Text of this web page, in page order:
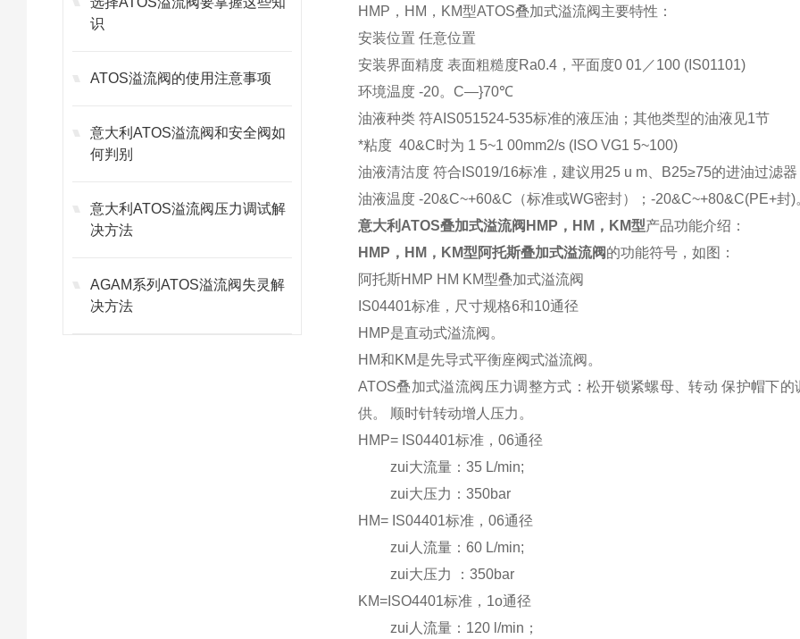
识
ATOS溢流阀的使用注意事项
意大利ATOS溢流阀和安全阀如
何判别
意大利ATOS溢流阀压力调试解
决方法
AGAM系列ATOS溢流阀失灵解
决方法
HMP，HM，KM型ATOS叠加式溢流阀主要特性：
安装位置 任意位置
安装界面精度 表面粗糙度Ra0.4，平面度0 01／100 (IS01101)
环境温度 -20。C—}70℃
油液种类 符AIS051524-535标准的液压油；其他类型的油液见1节
*粘度 40&C时为 1 5~1 00mm2/s (ISO VG1 5~100)
油液清沽度 符合IS019/16标准，建议用25 u m、B25≥75的进油过滤器
油液温度 -20&C~+60&C（标准或WG密封）；-20&C~+80&C(PE+封)
意大利ATOS叠加式溢流阀HMP，HM，KM型产品功能介绍：
HMP，HM，KM型阿托斯叠加式溢流阀的功能符号，如图：
阿托斯HMP HM KM型叠加式溢流阀
IS04401标准，尺寸规格6和10通径
HMP是直动式溢流阀。
HM和KM是先导式平衡座阀式溢流阀。
ATOS叠加式溢流阀压力调整方式：松开锁紧螺母、转动 保护帽下
供。 顺时针转动增人压力。
HMP= IS04401标准，06通径
zui大流量：35 L/min;
zui大压力：350bar
HM= IS04401标准，06通径
zui人流量：60 L/min;
zui大压力 ：350bar
KM=ISO4401标准，1o通径
zui人流量：120 l/min；